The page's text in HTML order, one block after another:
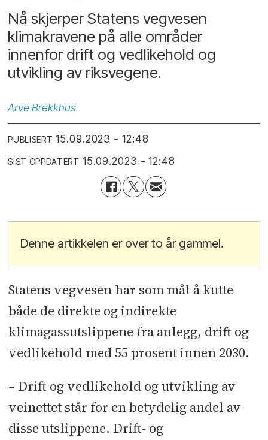
Nå skjerper Statens vegvesen
klimakravene på alle områder
innenfor drift og vedlikehold og
utvikling av riksvegene.
Arve Brekkhus
PUBLISERT 15.09.2023 - 12:48
SIST OPPDATERT 15.09.2023 - 12:48
Denne artikkelen er over to år gammel.
Statens vegvesen har som mål å kutte
både de direkte og indirekte
klimagassutslippene fra anlegg, drift og
vedlikehold med 55 prosent innen 2030.
– Drift og vedlikehold og utvikling av
veinettet står for en betydelig andel av
disse utslippene. Drift- og